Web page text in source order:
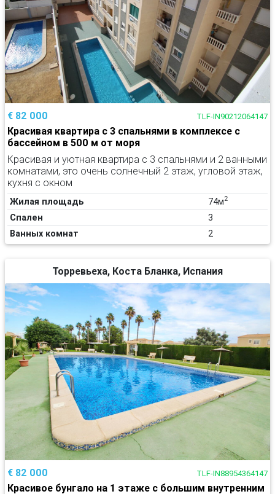
€ 82 000 TLF-IN90212064147
Красивая квартира с 3 спальнями в комплексе с
бассейном в 500 м от моря
Красивая и уютная квартира с 3 спальнями и 2 ванными
комнатами, это очень солнечный 2 этаж, угловой этаж,
кухня с окном
Жилая площадь 74м2
Спален
3
Ванных комнат
2
Торревьеха, Коста Бланка, Испания
€ 82 000 TLF-IN88954364147
Красивое бунгало на 1 этаже с большим внутренним